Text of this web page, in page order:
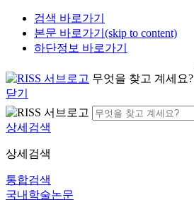
검색 바로가기
본문 바로가기(skip to content)
하단정보 바로가기
무엇을 찾고 계세요?
닫기
상세검색
상세검색
통합검색
국내학술논문